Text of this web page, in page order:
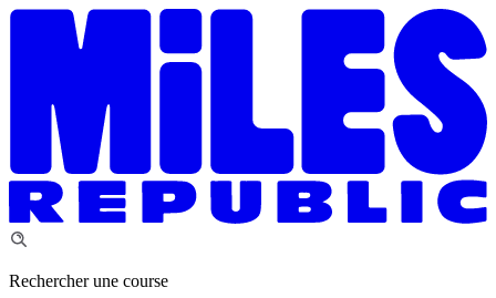
Rechercher une course